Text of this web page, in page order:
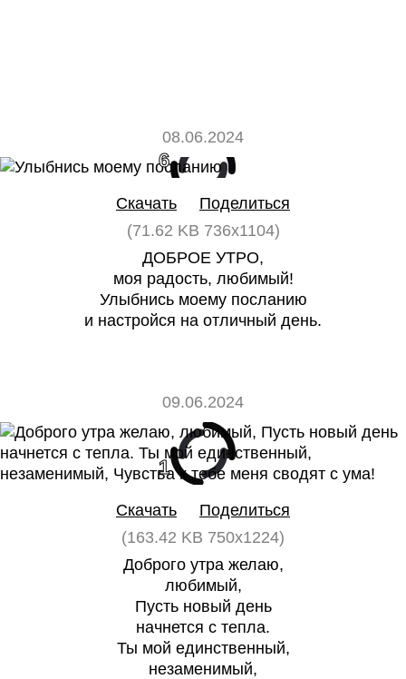
08.06.2024
6
Скачать
Поделиться
(71.62 KB 736x1104)
ДОБРОЕ УТРО,
моя радость, любимый!
Улыбнись моему посланию
и настройся на отличный день.
09.06.2024
1 0
Скачать
Поделиться
(163.42 KB 750x1224)
Доброго утра желаю,
любимый,
Пусть новый день
начнется с тепла.
Ты мой единственный,
незаменимый,